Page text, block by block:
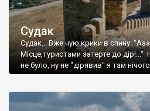
Судак
Судак... Вже чую крики в спину:
Місце,туристами затерте до
не було, ну не "дірявив" я там